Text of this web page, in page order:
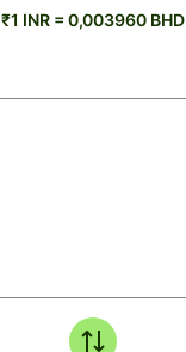
₹1 INR = 0,003960 BHD